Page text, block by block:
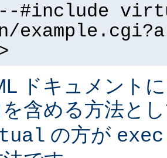
#include
ドキュメント
を含める方法と
の方が